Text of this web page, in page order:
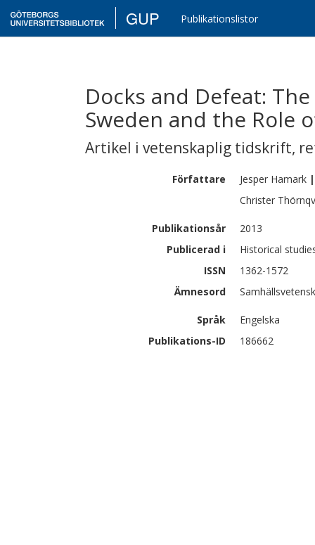
GUP Publikationslistor
Docks and Defeat:
Sweden and the Role
Artikel i vetenskaplig tidskrift,
Författare Jesper Hamark |
Christer
Publikationsår
2013
Publicerad i
Historical
ISSN
1362-1572
Ämnesord
Språk
Engelska
Publikations-ID
186662